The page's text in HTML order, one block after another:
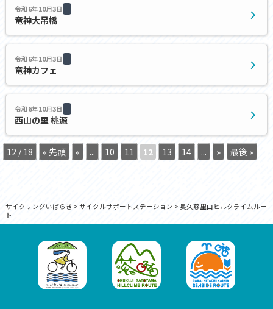
令和6年10月3日
竜神大吊橋
令和6年10月3日
竜神カフェ
令和6年10月3日
西山の里 桃源
12 / 18 « 先頭 « ... 10 11 12 13 14 ... » 最後 »
サイクリングいばらき > サイクルサポートステーション > 奥久慈里山ヒルクライムルー
ト